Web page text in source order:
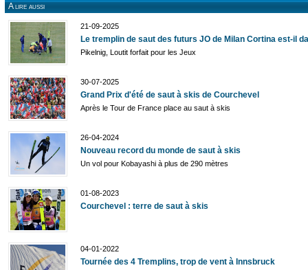
A lire aussi
21-09-2025
Le tremplin de saut des futurs JO de Milan Cortina est-il
Pikelnig, Loutit forfait pour les Jeux
30-07-2025
Grand Prix d'été de saut à skis de Courchevel
Après le Tour de France place au saut à skis
26-04-2024
Nouveau record du monde de saut à skis
Un vol pour Kobayashi à plus de 290 mètres
01-08-2023
Courchevel : terre de saut à skis
04-01-2022
Tournée des 4 Tremplins, trop de vent à Innsbruck